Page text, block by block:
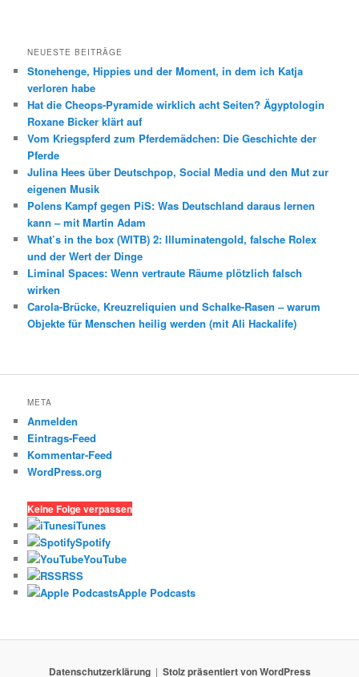
NEUESTE BEITRÄGE
Stonehenge, Hippies und der Moment, in dem ich Katja
verloren habe
Hat die Cheops-Pyramide wirklich acht Seiten? Ägyptologin
Roxane Bicker klärt auf
Vom Kriegspferd zum Pferdemädchen: Die Geschichte der
Pferde
Julina Hees über Deutschpop, Social Media und den Mut zur
eigenen Musik
Polens Kampf gegen PiS: Was Deutschland daraus lernen
kann – mit Martin Adam
What’s in the box (WITB) 2: Illuminatengold, falsche Rolex
und der Wert der Dinge
Liminal Spaces: Wenn vertraute Räume plötzlich falsch
wirken
Carola-Brücke, Kreuzreliquien und Schalke-Rasen – warum
Objekte für Menschen heilig werden (mit Ali Hackalife)
META
Anmelden
Eintrags-Feed
Kommentar-Feed
WordPress.org
Keine Folge verpassen
iTunes
Spotify
YouTube
RSS
Apple Podcasts
Datenschutzerklärung Stolz präsentiert von WordPress